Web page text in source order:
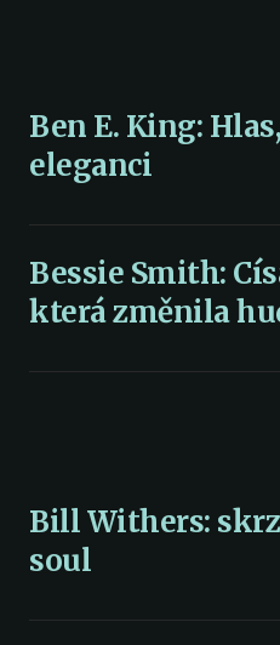
Ben E. King:
eleganci
Bessie Smith:
která změnila
Bill Withers:
soul